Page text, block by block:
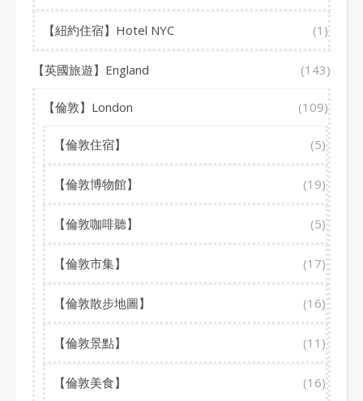
【紐約住宿】Hotel NYC (1)
【英國旅遊】England (143)
【倫敦】London (109)
【倫敦住宿】 (5)
【倫敦博物館】 (19)
【倫敦咖啡聽】 (5)
【倫敦市集】 (17)
【倫敦散步地圖】 (16)
【倫敦景點】 (11)
【倫敦美食】 (16)